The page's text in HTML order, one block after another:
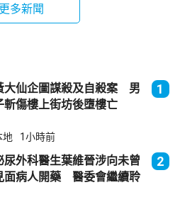
更多新聞
大仙企圖謀殺及自殺案 男
斬傷樓上街坊後墮樓亡
1
地 1小時前
尿外科醫生葉維晉涉向未曾
面病人開藥 醫委會繼續聆
2